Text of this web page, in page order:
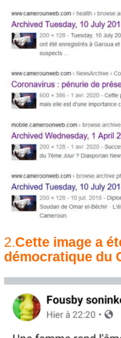
2.Cette image a
démocratique du